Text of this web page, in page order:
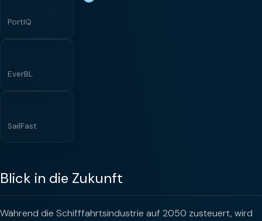
PortIQ
EverBL
SailFast
Blick in die Zukunft
Während die Schifffahrtsindustrie auf 2050 zusteuert, wird